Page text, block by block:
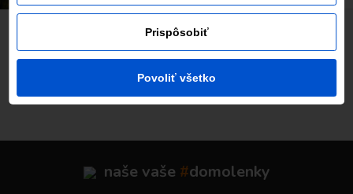
Najčítanejšie dnes
naše vaše #domolenky
Prispôsobiť
Povoliť všetko